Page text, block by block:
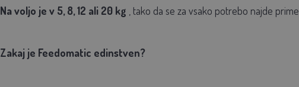
Na voljo je v 5, 8, 12 ali 20 kg , tako da se za vsako potrebo najde
Zakaj je Feedomatic edinstven?